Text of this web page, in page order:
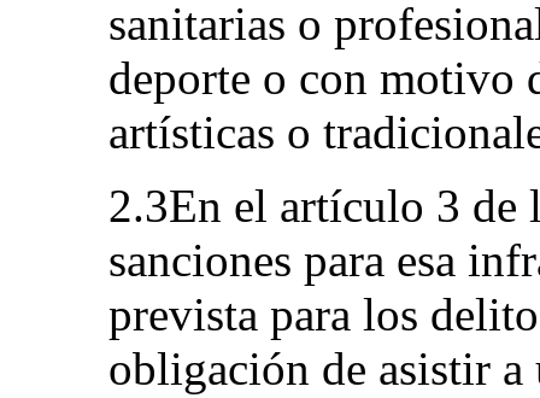
sanitarias o
deporte o con motivo
artísticas o
2.3En el artículo 3 de
sanciones para esa
prevista para los
obligación de asistir a